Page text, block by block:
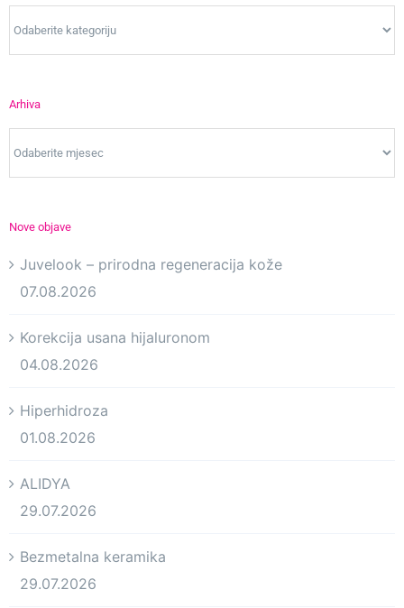
Arhiva
Nove objave
Juvelook – prirodna regeneracija kože
07.08.2026
Korekcija usana hijaluronom
04.08.2026
Hiperhidroza
01.08.2026
ALIDYA
29.07.2026
Bezmetalna keramika
29.07.2026